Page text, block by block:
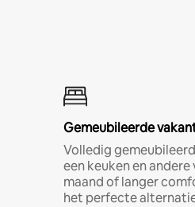
Gemeubileerde
Volledig
een keuken en
maand of langer
het perfecte